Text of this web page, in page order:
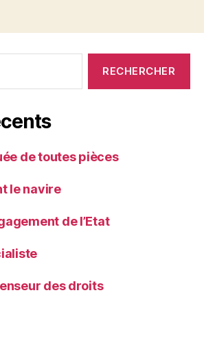
de toutes pièces
le navire
de l’Etat
des droits